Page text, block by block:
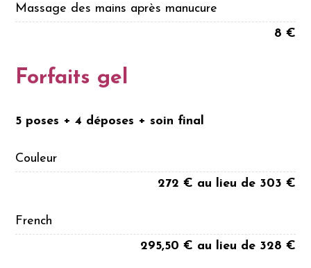
Massage des mains après manucure
8 €
Forfaits gel
5 poses + 4 déposes + soin final
Couleur
272 € au lieu de 303 €
French
295,50 € au lieu de 328 €